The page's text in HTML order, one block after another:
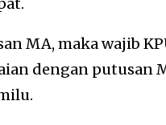
MA, maka wajib
dengan putusan